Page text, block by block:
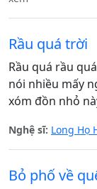
Rầu quá trời
Rầu quá rầu
nói nhiều mấy
xóm đồn nhỏ
Nghệ sĩ: Long Họ
Bỏ phố về